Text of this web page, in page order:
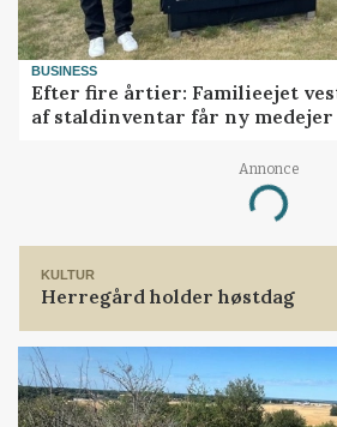
BUSINESS
Efter fire årtier: Familieejet
af staldinventar får ny medejer
Annonce
Loading...
KULTUR
Herregård holder høstdag